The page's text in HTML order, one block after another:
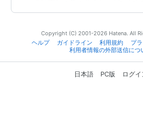
Copyright (C) 2001-2026 Hatena. All
ヘルプ
ガイドライン 利用規約
プ
利用者情報の外部送信につ
日本語 PC版 ログイ